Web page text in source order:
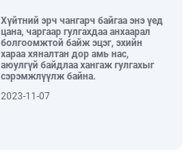
АЖИЛЛАХААР БОЛЛОО...
2026-05-29
ХҮҮХЭД БАГАЧУУДАА БАЯРЛУУЛЖ,
ҮЗҮҮЛСЭН “ЭХ ҮРСИЙН БАЯРЫН
Хүйтний эрч чангарч байгаа энэ үед
цана, чаргаар гулгахдаа анхаарал
болгоомжтой байж эцэг, эхийн
хараа хяналтан дор амь нас,
аюулгүй байдлаа хангаж гулгахыг
сэрэмжлүүлж байна.
2023-11-07